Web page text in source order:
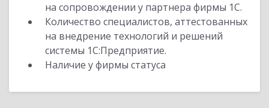
на сопровождении у партнера фирмы 1С.
Количество специалистов, аттестованных
на внедрение технологий и решений
системы 1С:Предприятие.
Наличие у фирмы статуса